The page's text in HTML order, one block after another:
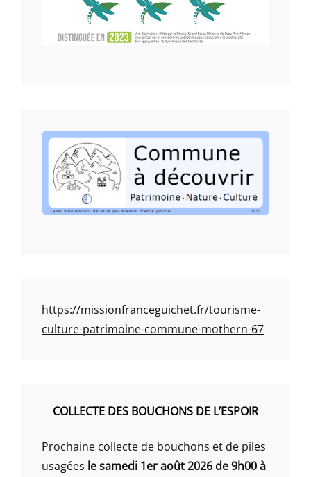
https://missionfranceguichet.fr/tourisme-
culture-patrimoine-commune-mothern-67
COLLECTE DES BOUCHONS DE L’ESPOIR
Prochaine collecte de bouchons et de piles
usagées le samedi 1er août 2026 de 9h00 à